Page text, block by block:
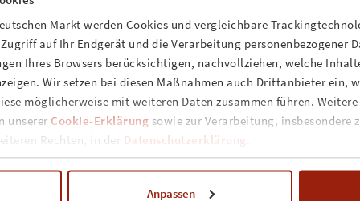
Markt werden Cookies und vergleichbare
auf Ihr Endgerät und die Verarbeitung personenbezogener
Ihres Browsers berücksichtigen, nachvollziehen, welche
Wir setzen bei diesen Maßnahmen auch Drittanbieter ein,
möglicherweise mit weiteren Daten zusammen führen.
unserer Cookie-Erklärung sowie zur Verarbeitung, insbesondere
Rechten, in der Datenschutzerklärung
Anpassen
DETAILS
concerts & promotion gmbh
Seilerstrasse 1
- 20359 Hamburg
NEWSLETTER
www.assconcerts.com
»about us
»unsere werte
»kontakt
»datenschutz